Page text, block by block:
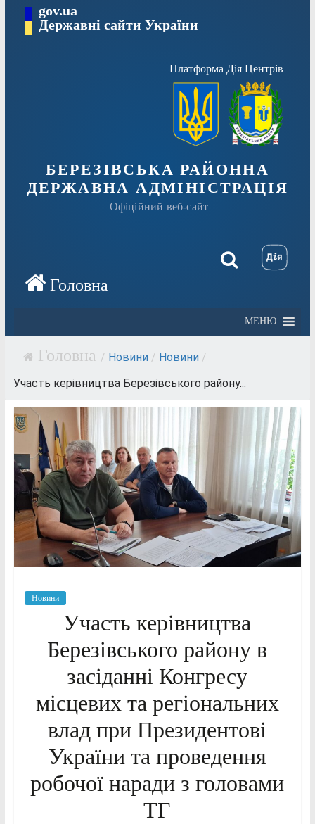
Перейтиgov.ua
Державні сайти України
Платформа Дія Центрів
БЕРЕЗІВСЬКА РАЙОННА
ДЕРЖАВНА АДМІНІСТРАЦІЯ
Офіційний веб-сайт
МЕНЮ
/ Новини / Новини /
Участь керівництва Березівського району...
Новини
Участь керівництва
Березівського району в
засіданні Конгресу
місцевих та регіональних
влад при Президентові
України та проведення
робочої наради з головами
ТГ